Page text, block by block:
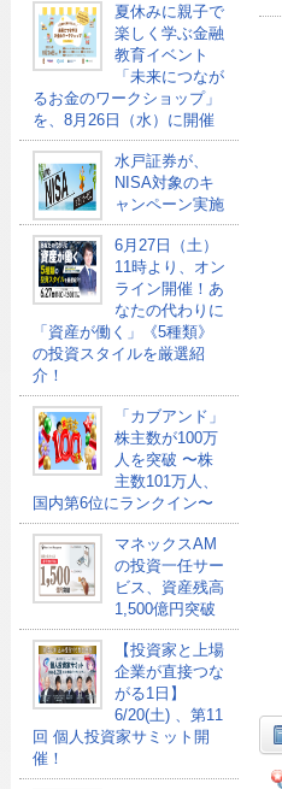
夏休みに親子で
楽しく学ぶ金融
教育イベント
「未来につなが
るお金のワークショップ」
を、8月26日（水）に開催
水戸証券が、
NISA対象のキ
ャンペーン実施
6月27日（土）
11時より、オン
ライン開催！あ
なたの代わりに
「資産が働く」《5種類》
の投資スタイルを厳選紹
介！
「カブアンド」
株主数が100万
人を突破 〜株
主数101万人、
国内第6位にランクイン〜
マネックスAM
の投資一任サー
ビス、資産残高
1,500億円突破
【投資家と上場
企業が直接つな
がる1日】
6/20(土) 、第11
回 個人投資家サミット開
催！